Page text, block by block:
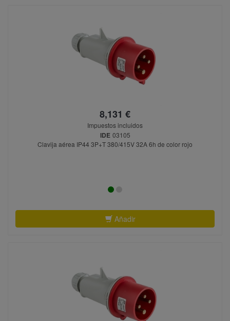
8,131 €
Impuestos incluidos
IDE 03105
Clavija aérea IP44 3P+T 380/415V 32A 6h de color rojo
Añadir